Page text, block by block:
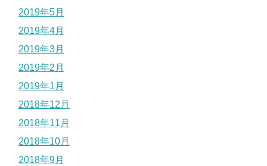
2019年5月
2019年4月
2019年3月
2019年2月
2019年1月
2018年12月
2018年11月
2018年10月
2018年9月